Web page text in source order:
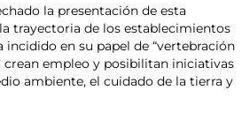
la presentación de esta
trayectoria de los establecimientos
en su papel de “vertebración
crean empleo y posibilitan iniciativas
ambiente, el cuidado de la tierra y